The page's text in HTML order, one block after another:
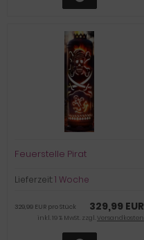
Feuerstelle Pirat
Lieferzeit:1 Woche
329,99 EUR
329,99 EUR pro Stück
inkl. 19 % MwSt. zzgl.Versandkosten